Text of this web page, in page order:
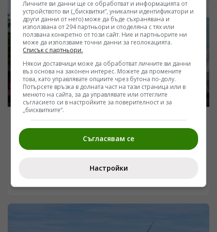
ПОГЛЕД КЪМ КИТАЙ
Анкета на CGTN: Интересът за пътувания в Китай
от международната общност се увеличава бързо
към Китайската медийна група, 92,9% от
Личните ви данни ще се обработват и информацията от
устройството ви („бисквитки“, уникални идентификатори и
други данни от него) може да бъде съхранявана и
използвана от 294 партньори и споделяна с тях или
ползвана конкретно от този сайт. Ние и партньорите ни
може да използваме точни данни за геолокацията.
Списък с партньори.
Някои доставчици може да обработват личните ви данни
въз основа на законен интерес. Можете да промените
това, като управлявате опциите чрез бутона по-долу.
Потърсете връзка в долната част на тази страница или в
менюто на сайта, за да управлявате или оттеглите
съгласието си в настройките за поверителност и за
„бисквитките“.
Съгласявам се
Настройки